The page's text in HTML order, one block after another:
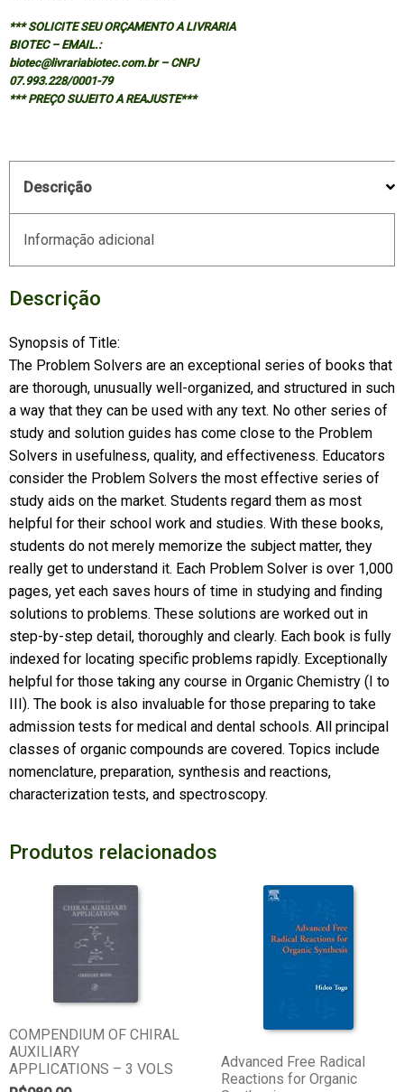
*** SOLICITE SEU ORÇAMENTO A LIVRARIA
BIOTEC – EMAIL.:
biotec@livrariabiotec.com.br – CNPJ
07.993.228/0001-79
*** PREÇO SUJEITO A REAJUSTE***
Descrição
Informação adicional
Descrição
Synopsis of Title:
The Problem Solvers are an exceptional series of books that
are thorough, unusually well-organized, and structured in such
a way that they can be used with any text. No other series of
study and solution guides has come close to the Problem
Solvers in usefulness, quality, and effectiveness. Educators
consider the Problem Solvers the most effective series of
study aids on the market. Students regard them as most
helpful for their school work and studies. With these books,
students do not merely memorize the subject matter, they
really get to understand it. Each Problem Solver is over 1,000
pages, yet each saves hours of time in studying and finding
solutions to problems. These solutions are worked out in
step-by-step detail, thoroughly and clearly. Each book is fully
indexed for locating specific problems rapidly. Exceptionally
helpful for those taking any course in Organic Chemistry (I to
III). The book is also invaluable for those preparing to take
admission tests for medical and dental schools. All principal
classes of organic compounds are covered. Topics include
nomenclature, preparation, synthesis and reactions,
characterization tests, and spectroscopy.
Produtos relacionados
COMPENDIUM OF CHIRAL
AUXILIARY
APPLICATIONS – 3 VOLS
Advanced Free Radical
Reactions for Organic